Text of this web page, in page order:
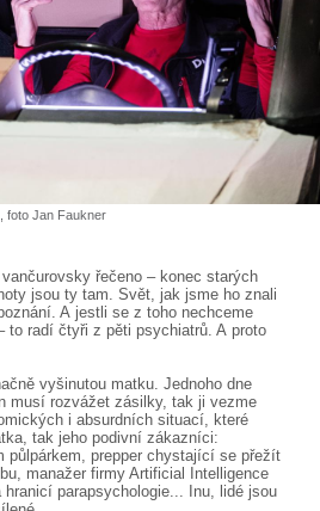
NABÍZÍME
foto Jan Faukner
řečeno – konec starých
jsou ty tam. Svět, jak jsme ho znali
A jestli se z toho nechceme
to radí čtyři z pěti psychiatrů. A proto
vyšinutou matku. Jednoho dne
musí rozvážet zásilky, tak ji vezme
i absurdních situací, které
tak jeho podivní zákazníci:
půlpárkem, prepper chystající se přežít
manažer firmy Artificial Intelligence
parapsychologie... Inu, lidé jsou